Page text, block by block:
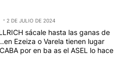
2 DE JULIO DE 2024
sácale hasta las ganas de
Ezeiza o Varela tienen lugar
por en ba as el ASEL lo hace